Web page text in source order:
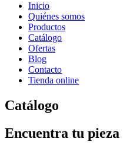
Inicio
Quiénes somos
Productos
Catálogo
Ofertas
Blog
Contacto
Tienda online
Catálogo
Encuentra tu pieza